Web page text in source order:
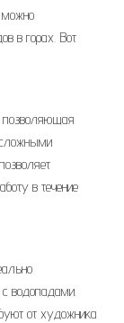
можно
в горах. Вот
позволяющая
сложными
в течение
водопадами.
от художника